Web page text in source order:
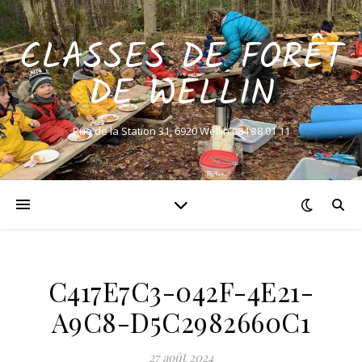
CLASSES DE FORÊT
DE WELLIN
Rue de la Station 31, 6920 Wellin 084 38 01 11
C417E7C3-042F-4E21-
A9C8-D5C2982660C1
27 août 2024